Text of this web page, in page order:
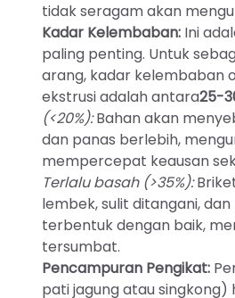
tidak seragam akan
Kadar Kelembaban: Ini
paling penting. Untuk
arang, kadar kelembaban
ekstrusi adalah antara25-
(<20%):Bahan akan
dan panas berlebih,
mempercepat keausan
Terlalu basah (>35%):
lembek, sulit ditangani,
terbentuk dengan baik,
tersumbat.
Pencampuran Pengikat:
pati jagung atau singkong)